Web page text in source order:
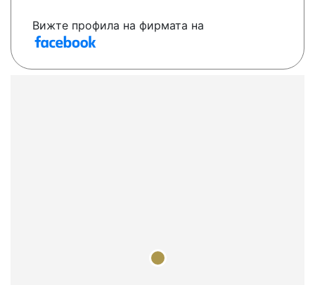
Вижте профила на фирмата на